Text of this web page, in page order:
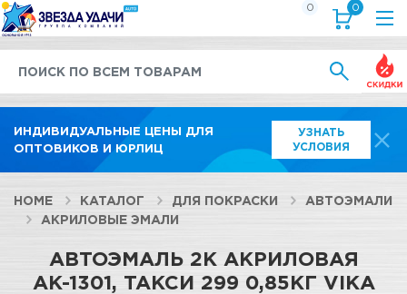
ИНДИВИДУАЛЬНЫЕ ЦЕНЫ ДЛЯ
ОПТОВИКОВ И ЮРЛИЦ
УЗНАТЬ
УСЛОВИЯ
0 0
HOME КАТАЛОГ ДЛЯ ПОКРАСКИ
АВТОЭМАЛИ
АКРИЛОВЫЕ ЭМАЛИ
АВТОЭМАЛЬ 2К АКРИЛОВАЯ
АК-1301, ТАКСИ 299 0,85КГ VIKA